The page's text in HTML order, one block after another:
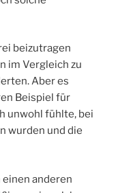
beizutragen
im Vergleich zu
Aber es
Beispiel für
unwohl fühlte, bei
wurden und die
einen anderen